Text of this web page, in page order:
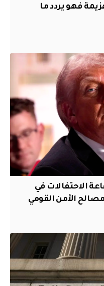
فهو يردد ما
الاحتفالات في
الأمن القومي